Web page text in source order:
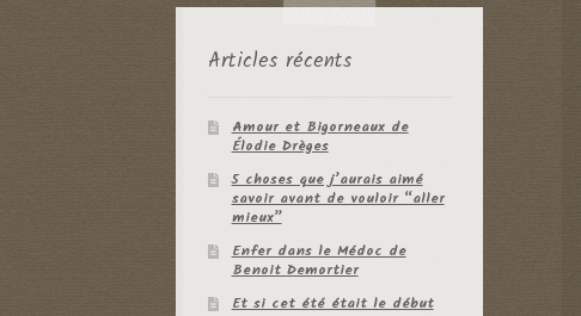
Articles récents
Amour et Bigorneaux de
Élodie Drèges
5 choses que j’aurais aimé
savoir avant de vouloir “aller
mieux”
Enfer dans le Médoc de
Benoit Demortier
Et si cet été était le début